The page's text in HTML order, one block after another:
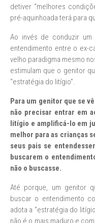
detiver “melhores
pré-aquinhoada terá para
Ao invés de conduzir
entendimento entre o ex-
velho paradigma mesmo
estimulam que o genitor
“estratégia do litígio”.
Para um genitor que se
não precisar entrar em
litígio e amplificá-lo em
melhor para as crianças
seus pais se
buscarem o
não o buscasse.
Até porque, um genitor
buscar o entendimento
adota a “estratégia do
não é o mais maduro e